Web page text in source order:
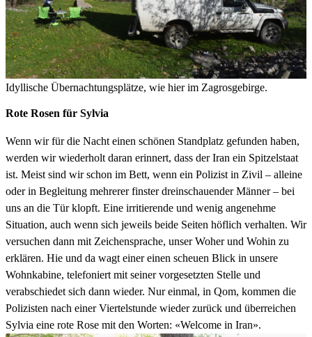
Idyllische Übernachtungsplätze, wie hier im Zagrosgebirge.
Rote Rosen für Sylvia
Wenn wir für die Nacht einen schönen Standplatz gefunden haben,
werden wir wiederholt daran erinnert, dass der Iran ein Spitzelstaat
ist. Meist sind wir schon im Bett, wenn ein Polizist in Zivil – alleine
oder in Begleitung mehrerer finster dreinschauender Männer – bei
uns an die Tür klopft. Eine irritierende und wenig angenehme
Situation, auch wenn sich jeweils beide Seiten höflich verhalten. Wir
versuchen dann mit Zeichensprache, unser Woher und Wohin zu
erklären. Hie und da wagt einer einen scheuen Blick in unsere
Wohnkabine, telefoniert mit seiner vorgesetzten Stelle und
verabschiedet sich dann wieder. Nur einmal, in Qom, kommen die
Polizisten nach einer Viertelstunde wieder zurück und überreichen
Sylvia eine rote Rose mit den Worten: «Welcome in Iran».